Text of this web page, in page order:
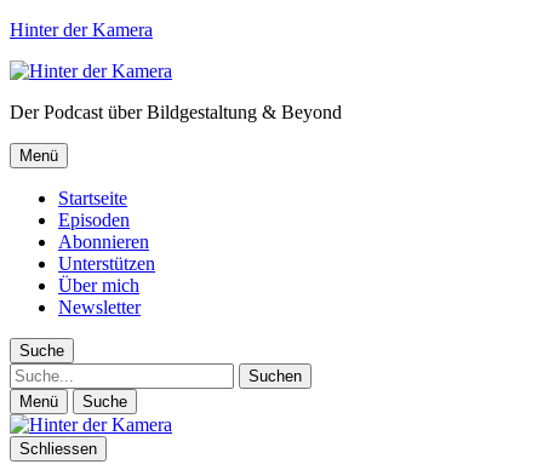
Hinter der Kamera
Der Podcast über Bildgestaltung & Beyond
Menü
Startseite
Episoden
Abonnieren
Unterstützen
Über mich
Newsletter
Suche
Suche
Menü Suche
Schliessen